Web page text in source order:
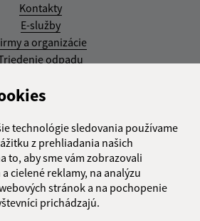
technológie sledovania používame
z prehliadania našich
to, aby sme vám zobrazovali
cielené reklamy, na analýzu
stránok a na pochopenie
prichádzajú.
Kontakty
E-služby
a organizácie
odpadu
Aktualizované:
RSS
obsahu:
obsahu je Obec Kysak.
s
Jednotným dizajn manuálom